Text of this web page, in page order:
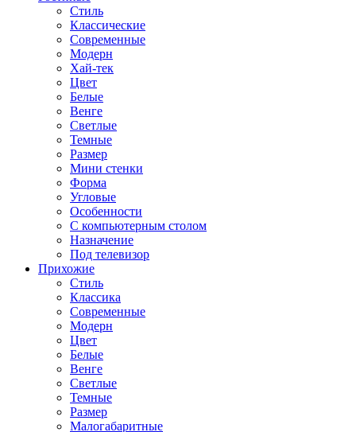
Стиль
Классические
Современные
Модерн
Хай-тек
Цвет
Белые
Венге
Светлые
Темные
Размер
Мини стенки
Форма
Угловые
Особенности
С компьютерным столом
Назначение
Под телевизор
Прихожие
Стиль
Классика
Современные
Модерн
Цвет
Белые
Венге
Светлые
Темные
Размер
Малогабаритные